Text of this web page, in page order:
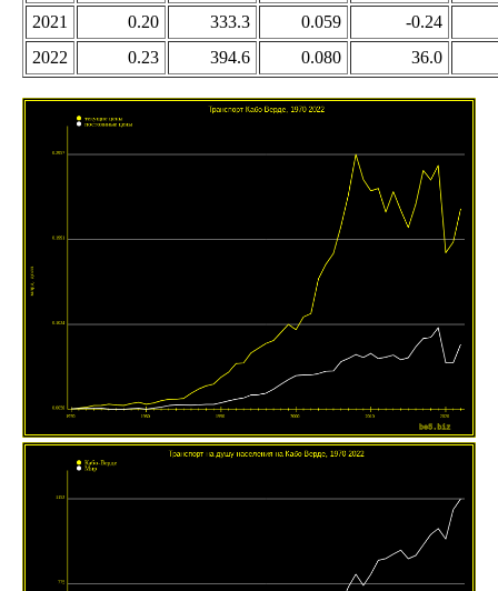
2021
0.20 333.3 0.059
-0.24
2022
0.23 394.6 0.080 36.0